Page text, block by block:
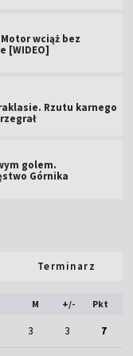
wciąż bez
[WIDEO]
Rzutu karnego
golem.
Górnika
Terminarz
M +/- Pkt
3 3 7